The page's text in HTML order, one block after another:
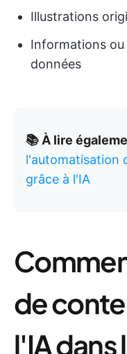
Illustrations
Informations
données
📚 À lire
l'automatisation
grâce à l'IA
de
l'IA dans